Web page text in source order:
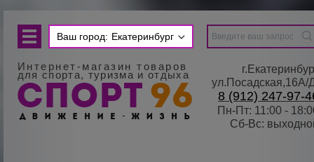
Ваш город: Екатеринбург
Интернет-магазин товаров
для спорта, туризма и отдыха
8 (912) 247-97-
Пн-Пт: 11:00 -
Сб-Вс: